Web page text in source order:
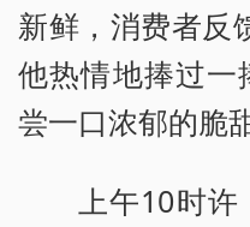
新鲜，消费者反
他热情地捧过一
尝一口浓郁的脆甜
上午10时许